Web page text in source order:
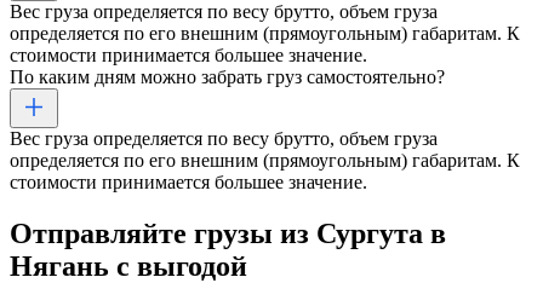
Вес груза определяется по весу брутто, объем груза
определяется по его внешним (прямоугольным) габаритам. К
стоимости принимается большее значение.
По каким дням можно забрать груз самостоятельно?
Вес груза определяется по весу брутто, объем груза
определяется по его внешним (прямоугольным) габаритам. К
стоимости принимается большее значение.
Отправляйте грузы из Сургута в
Нягань с выгодой